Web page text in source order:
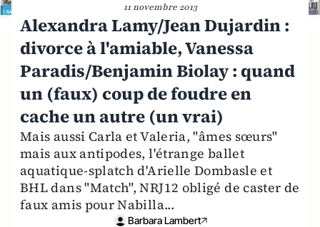
11 novembre 2013
Alexandra Lamy/Jean Dujardin :
divorce à l'amiable, Vanessa
Paradis/Benjamin Biolay : quand
un (faux) coup de foudre en
cache un autre (un vrai)
Mais aussi Carla et Valeria, "âmes sœurs"
mais aux antipodes, l'étrange ballet
aquatique-splatch d'Arielle Dombasle et
BHL dans "Match", NRJ12 obligé de caster de
faux amis pour Nabilla...
Barbara Lambert